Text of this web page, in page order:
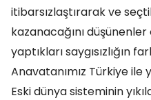
itibarsızlaştırarak ve
kazanacağını
yaptıkları saygısızlığın
Anavatanımız Türkiye
Eski dünya sisteminin